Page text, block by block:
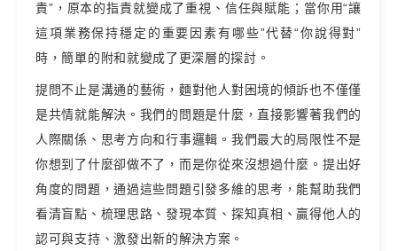
責”，原本的指責就變成了重視、信任與賦能；當你用“讓
這項業務保持穩定的重要因素有哪些”代替“你說得對”
時，簡單的附和就變成了更深層的探討。
提問不止是溝通的藝術，麵對他人對困境的傾訴也不僅僅
是共情就能解決。我們的問題是什麼，直接影響著我們的
人際關係、思考方向和行事邏輯。我們最大的局限性不是
你想到了什麼卻做不了，而是你從來沒想過什麼。提出好
角度的問題，通過這些問題引發多維的思考，能幫助我們
看清盲點、梳理思路、發現本質、探知真相、贏得他人的
認可與支持、激發出新的解決方案。